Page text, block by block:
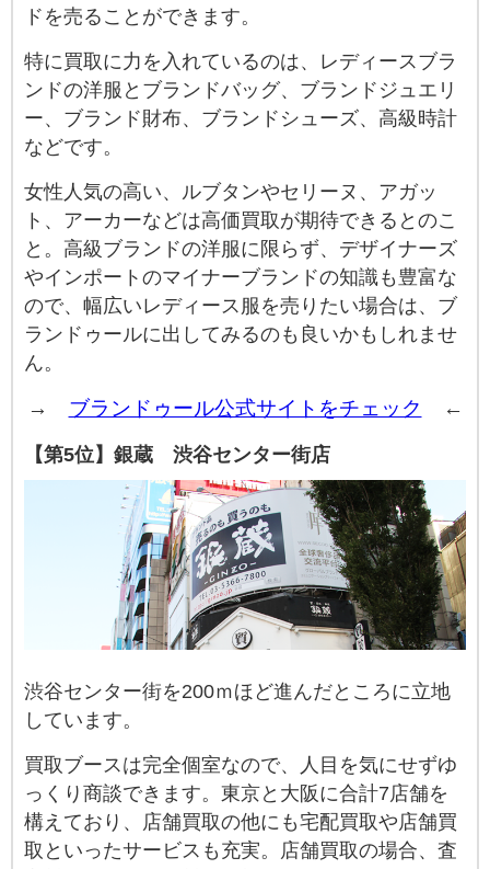
ドを売ることができます。
特に買取に力を入れているのは、レディースブラ
ンドの洋服とブランドバッグ、ブランドジュエリ
ー、ブランド財布、ブランドシューズ、高級時計
などです。
女性人気の高い、ルブタンやセリーヌ、アガッ
ト、アーカーなどは高価買取が期待できるとのこ
と。高級ブランドの洋服に限らず、デザイナーズ
やインポートのマイナーブランドの知識も豊富な
ので、幅広いレディース服を売りたい場合は、ブ
ランドゥールに出してみるのも良いかもしれませ
ん。
→ ブランドゥール公式サイトをチェック ←
【第5位】銀蔵 渋谷センター街店
渋谷センター街を200ｍほど進んだところに立地
しています。
買取ブースは完全個室なので、人目を気にせずゆ
っくり商談できます。東京と大阪に合計7店舗を
構えており、店舗買取の他にも宅配買取や店舗買
取といったサービスも充実。店舗買取の場合、査